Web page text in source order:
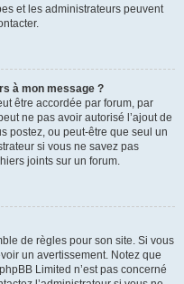
et les administrateurs peuvent
à mon message ?
être accordée par forum, par
ne pas avoir autorisé l’ajout de
postez, ou peut-être que seul un
si vous ne savez pas
joints sur un forum.
de règles pour son site. Si vous
un avertissement. Notez que
Limited n’est pas concerné